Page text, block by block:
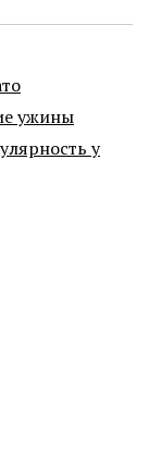
ужины
у